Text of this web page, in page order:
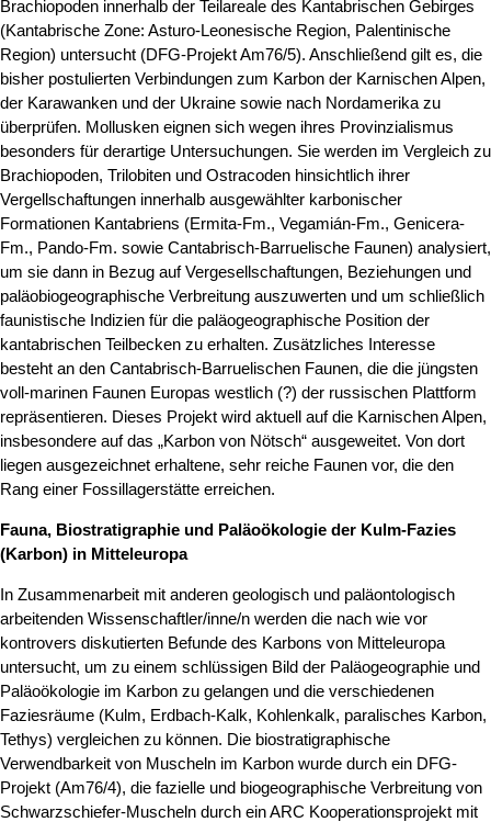
Brachiopoden innerhalb der Teilareale des Kantabrischen Gebirges
(Kantabrische Zone: Asturo-Leonesische Region, Palentinische
Region) untersucht (DFG-Projekt Am76/5). Anschließend gilt es, die
bisher postulierten Verbindungen zum Karbon der Karnischen Alpen,
der Karawanken und der Ukraine sowie nach Nordamerika zu
überprüfen. Mollusken eignen sich wegen ihres Provinzialismus
besonders für derartige Untersuchungen. Sie werden im Vergleich zu
Brachiopoden, Trilobiten und Ostracoden hinsichtlich ihrer
Vergellschaftungen innerhalb ausgewählter karbonischer
Formationen Kantabriens (Ermita-Fm., Vegamián-Fm., Genicera-
Fm., Pando-Fm. sowie Cantabrisch-Barruelische Faunen) analysiert,
um sie dann in Bezug auf Vergesellschaftungen, Beziehungen und
paläobiogeographische Verbreitung auszuwerten und um schließlich
faunistische Indizien für die paläogeographische Position der
kantabrischen Teilbecken zu erhalten. Zusätzliches Interesse
besteht an den Cantabrisch-Barruelischen Faunen, die die jüngsten
voll-marinen Faunen Europas westlich (?) der russischen Plattform
repräsentieren. Dieses Projekt wird aktuell auf die Karnischen Alpen,
insbesondere auf das „Karbon von Nötsch“ ausgeweitet. Von dort
liegen ausgezeichnet erhaltene, sehr reiche Faunen vor, die den
Rang einer Fossillagerstätte erreichen.
Fauna, Biostratigraphie und Paläoökologie der Kulm-Fazies
(Karbon) in Mitteleuropa
In Zusammenarbeit mit anderen geologisch und paläontologisch
arbeitenden Wissenschaftler/inne/n werden die nach wie vor
kontrovers diskutierten Befunde des Karbons von Mitteleuropa
untersucht, um zu einem schlüssigen Bild der Paläogeographie und
Paläoökologie im Karbon zu gelangen und die verschiedenen
Faziesräume (Kulm, Erdbach-Kalk, Kohlenkalk, paralisches Karbon,
Tethys) vergleichen zu können. Die biostratigraphische
Verwendbarkeit von Muscheln im Karbon wurde durch ein DFG-
Projekt (Am76/4), die fazielle und biogeographische Verbreitung von
Schwarzschiefer-Muscheln durch ein ARC Kooperationsprojekt mit